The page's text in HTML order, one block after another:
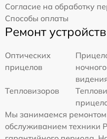
Согласие на обработку
Способы оплаты
Ремонт устройств
Оптических
прицелов
ночного
Тепловизоров
Мы занимаемся ремонтом
обслуживанием техники